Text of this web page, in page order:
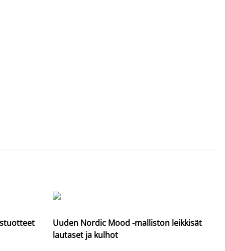
Uuden Nordic Mood -malliston leikkisät
lautaset ja kulhot